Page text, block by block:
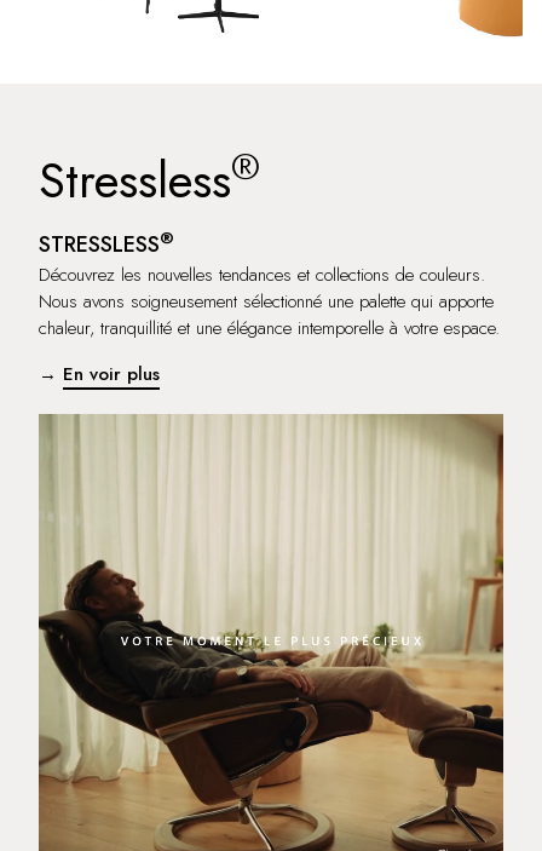
Stressless®
STRESSLESS®
Découvrez les nouvelles tendances et collections de couleurs.
Nous avons soigneusement sélectionné une palette qui apporte
chaleur, tranquillité et une élégance intemporelle à votre espace.
→ En voir plus